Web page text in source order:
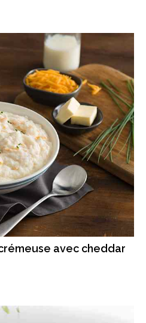
avec cheddar